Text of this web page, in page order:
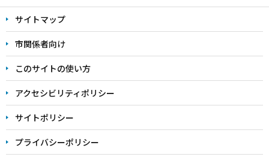
文
こ
こ
ま
で
サイトマップ
市関係者向け
このサイトの使い方
アクセシビリティポリシー
サイトポリシー
プライバシーポリシー